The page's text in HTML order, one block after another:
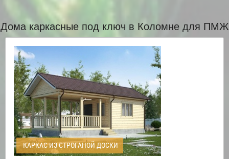
Дома каркасные под ключ в Коломне для ПМЖ
КАРКАС ИЗ СТРОГАНОЙ ДОСКИ